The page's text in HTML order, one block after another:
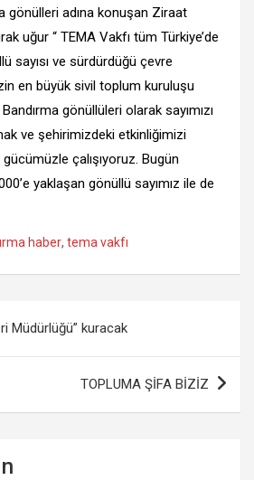
gönülleri adına konuşan Ziraat
uğur “ TEMA Vakfı tüm Türkiye’de
sayısı ve sürdürdüğü çevre
en büyük sivil toplum kuruluşu
gönüllüleri olarak sayımızı
ve şehirimizdeki etkinliğimizi
çalışıyoruz. Bugün
yaklaşan gönüllü sayımız ile de
haber, tema vakfı
Müdürlüğü” kuracak
TOPLUMA ŞİFA BİZİZ